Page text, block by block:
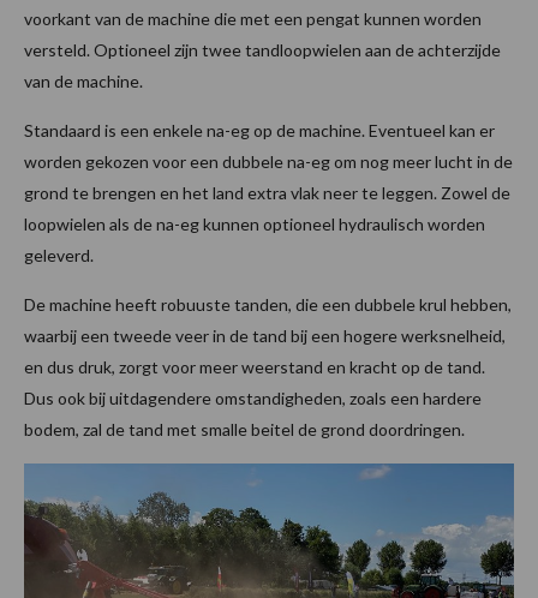
voorkant van de machine die met een pengat kunnen worden
versteld. Optioneel zijn twee tandloopwielen aan de achterzijde
van de machine.
Standaard is een enkele na-eg op de machine. Eventueel kan er
worden gekozen voor een dubbele na-eg om nog meer lucht in de
grond te brengen en het land extra vlak neer te leggen. Zowel de
loopwielen als de na-eg kunnen optioneel hydraulisch worden
geleverd.
De machine heeft robuuste tanden, die een dubbele krul hebben,
waarbij een tweede veer in de tand bij een hogere werksnelheid,
en dus druk, zorgt voor meer weerstand en kracht op de tand.
Dus ook bij uitdagendere omstandigheden, zoals een hardere
bodem, zal de tand met smalle beitel de grond doordringen.